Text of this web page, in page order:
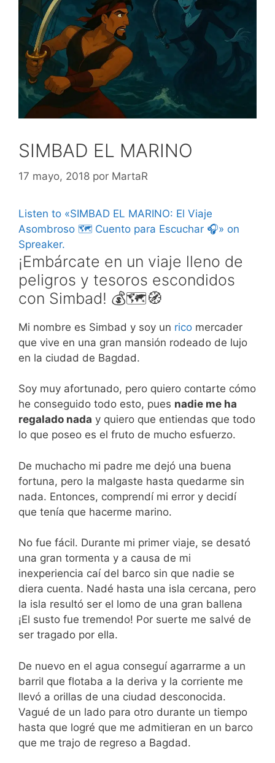
SIMBAD EL MARINO
17 mayo, 2018 por MartaR
Listen to «SIMBAD EL MARINO: El Viaje
Asombroso 🗺️ Cuento para Escuchar 🎧» on
Spreaker.
¡Embárcate en un viaje lleno de
peligros y tesoros escondidos
con Simbad! 💰🗺️🧭
Mi nombre es Simbad y soy un rico mercader
que vive en una gran mansión rodeado de lujo
en la ciudad de Bagdad.
Soy muy afortunado, pero quiero contarte cómo
he conseguido todo esto, pues nadie me ha
regalado nada y quiero que entiendas que todo
lo que poseo es el fruto de mucho esfuerzo.
De muchacho mi padre me dejó una buena
fortuna, pero la malgaste hasta quedarme sin
nada. Entonces, comprendí mi error y decidí
que tenía que hacerme marino.
No fue fácil. Durante mi primer viaje, se desató
una gran tormenta y a causa de mi
inexperiencia caí del barco sin que nadie se
diera cuenta. Nadé hasta una isla cercana, pero
la isla resultó ser el lomo de una gran ballena
¡El susto fue tremendo! Por suerte me salvé de
ser tragado por ella.
De nuevo en el agua conseguí agarrarme a un
barril que flotaba a la deriva y la corriente me
llevó a orillas de una ciudad desconocida.
Vagué de un lado para otro durante un tiempo
hasta que logré que me admitieran en un barco
que me trajo de regreso a Bagdad.